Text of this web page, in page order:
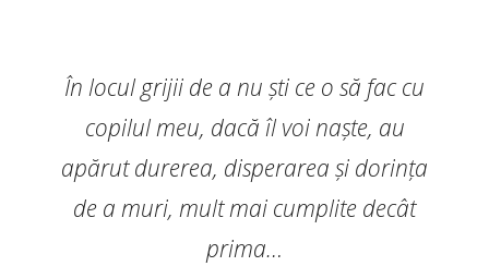
În locul grijii de a nu ști ce o să fac cu
copilul meu, dacă îl voi naște, au
apărut durerea, disperarea și dorința
de a muri, mult mai cumplite decât
prima…